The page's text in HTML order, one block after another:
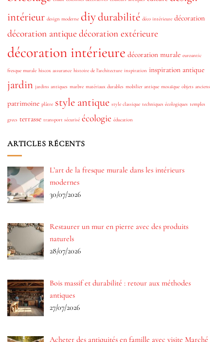
intérieur design moderne diydurabilité déco intérieure décoration
décoration antique décoration extérieure
décoration intérieure décoration murale euroantic
fresque murale hiscox assurance histoire de l'architecture inspiration inspiration antique
jardin jardins antiques marbre matériaux durables mobilier antique mosaïque objets anciens
patrimoine plâtre style antique style classique techniques écologiques temples
grecs terrasse transport sécurisé écologie éducation
ARTICLES RÉCENTS
L’art de la fresque murale dans les intérieurs
modernes
30/07/2026
Restaurer un mur en pierre avec des produits
naturels
28/07/2026
Bois massif et durabilité : retour aux méthodes
antiques
27/07/2026
Acheter des antiquités en famille avec visite Marché